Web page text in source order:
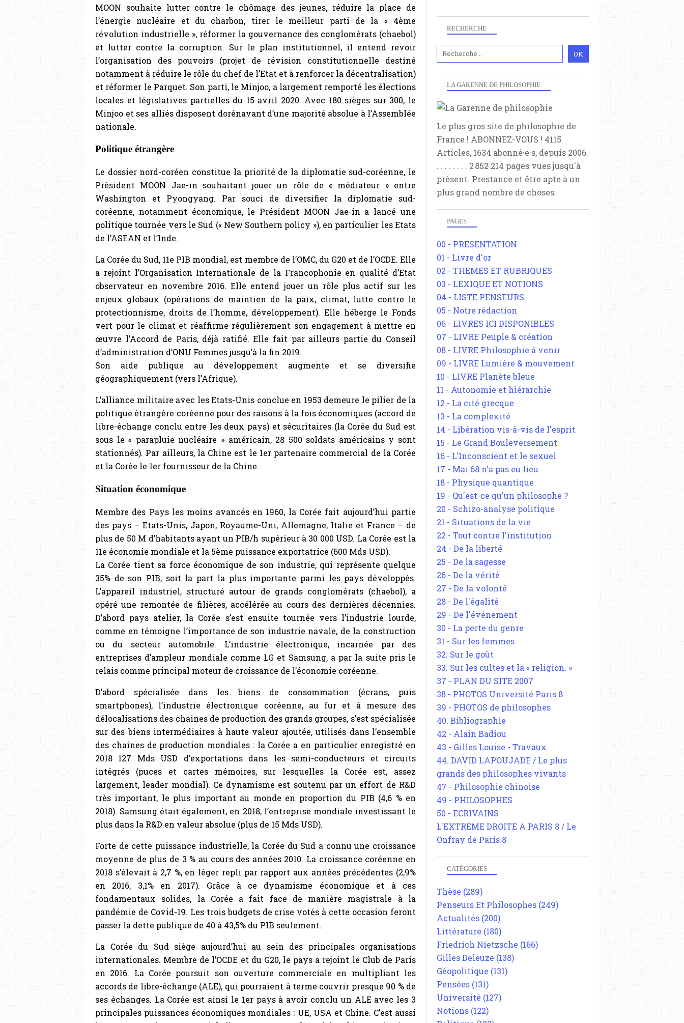
MOON souhaite lutter contre le chômage des jeunes, réduire la place de
l’énergie nucléaire et du charbon, tirer le meilleur parti de la « 4ème
révolution industrielle », réformer la gouvernance des conglomérats (chaebol)
et lutter contre la corruption. Sur le plan institutionnel, il entend revoir
l’organisation des pouvoirs (projet de révision constitutionnelle destiné
notamment à réduire le rôle du chef de l’Etat et à renforcer la décentralisation)
et réformer le Parquet. Son parti, le Minjoo, a largement remporté les élections
locales et législatives partielles du 15 avril 2020. Avec 180 sièges sur 300, le
Minjoo et ses alliés disposent dorénavant d’une majorité absolue à l’Assemblée
nationale.
Politique étrangère
Le dossier nord-coréen constitue la priorité de la diplomatie sud-coréenne, le
Président MOON Jae-in souhaitant jouer un rôle de « médiateur » entre
Washington et Pyongyang. Par souci de diversifier la diplomatie sud-
coréenne, notamment économique, le Président MOON Jae-in a lancé une
politique tournée vers le Sud (« New Southern policy »), en particulier les Etats
de l’ASEAN et l’Inde.
La Corée du Sud, 11e PIB mondial, est membre de l’OMC, du G20 et de l’OCDE. Elle
a rejoint l’Organisation Internationale de la Francophonie en qualité d’Etat
observateur en novembre 2016. Elle entend jouer un rôle plus actif sur les
enjeux globaux (opérations de maintien de la paix, climat, lutte contre le
protectionnisme, droits de l’homme, développement). Elle héberge le Fonds
vert pour le climat et réaffirme régulièrement son engagement à mettre en
œuvre l’Accord de Paris, déjà ratifié. Elle fait par ailleurs partie du Conseil
d’administration d’ONU Femmes jusqu’à la fin 2019.
Son aide publique au développement augmente et se diversifie
géographiquement (vers l’Afrique).
L’alliance militaire avec les Etats-Unis conclue en 1953 demeure le pilier de la
politique étrangère coréenne pour des raisons à la fois économiques (accord de
libre-échange conclu entre les deux pays) et sécuritaires (la Corée du Sud est
sous le « parapluie nucléaire » américain, 28 500 soldats américains y sont
stationnés). Par ailleurs, la Chine est le 1er partenaire commercial de la Corée
et la Corée le 1er fournisseur de la Chine.
Situation économique
Membre des Pays les moins avancés en 1960, la Corée fait aujourd’hui partie
des pays – Etats-Unis, Japon, Royaume-Uni, Allemagne, Italie et France – de
plus de 50 M d’habitants ayant un PIB/h supérieur à 30 000 USD. La Corée est la
11e économie mondiale et la 5ème puissance exportatrice (600 Mds USD).
La Corée tient sa force économique de son industrie, qui représente quelque
35% de son PIB, soit la part la plus importante parmi les pays développés.
L’appareil industriel, structuré autour de grands conglomérats (chaebol), a
opéré une remontée de filières, accélérée au cours des dernières décennies.
D’abord pays atelier, la Corée s’est ensuite tournée vers l’industrie lourde,
comme en témoigne l’importance de son industrie navale, de la construction
ou du secteur automobile. L’industrie électronique, incarnée par des
entreprises d’ampleur mondiale comme LG et Samsung, a par la suite pris le
relais comme principal moteur de croissance de l’économie coréenne.
D’abord spécialisée dans les biens de consommation (écrans, puis
smartphones), l’industrie électronique coréenne, au fur et à mesure des
délocalisations des chaines de production des grands groupes, s’est spécialisée
sur des biens intermédiaires à haute valeur ajoutée, utilisés dans l’ensemble
des chaines de production mondiales : la Corée a en particulier enregistré en
2018 127 Mds USD d’exportations dans les semi-conducteurs et circuits
intégrés (puces et cartes mémoires, sur lesquelles la Corée est, assez
largement, leader mondial). Ce dynamisme est soutenu par un effort de R&D
très important, le plus important au monde en proportion du PIB (4,6 % en
2018). Samsung était également, en 2018, l’entreprise mondiale investissant le
plus dans la R&D en valeur absolue (plus de 15 Mds USD).
Forte de cette puissance industrielle, la Corée du Sud a connu une croissance
moyenne de plus de 3 % au cours des années 2010. La croissance coréenne en
2018 s’élevait à 2,7 %, en léger repli par rapport aux années précédentes (2,9%
en 2016, 3,1% en 2017). Grâce à ce dynamisme économique et à ces
fondamentaux solides, la Corée a fait face de manière magistrale à la
pandémie de Covid-19. Les trois budgets de crise votés à cette occasion feront
passer la dette publique de 40 à 43,5% du PIB seulement.
La Corée du Sud siège aujourd’hui au sein des principales organisations
internationales. Membre de l’OCDE et du G20, le pays a rejoint le Club de Paris
en 2016. La Corée poursuit son ouverture commerciale en multipliant les
accords de libre-échange (ALE), qui pourraient à terme couvrir presque 90 % de
ses échanges. La Corée est ainsi le 1er pays à avoir conclu un ALE avec les 3
principales puissances économiques mondiales : UE, USA et Chine. C’est aussi
RECHERCHE
LA GARENNE DE PHILOSOPHIE
Le plus gros site de philosophie de
France ! ABONNEZ-VOUS ! 4115
Articles, 1634 abonné·e·s, depuis 2006
. . . . . . . . 2 852 214 pages vues jusqu'à
présent. Prestance et être apte à un
plus grand nombre de choses.
PAGES
00 - PRESENTATION
01 - Livre d'or
02 - THEMES ET RUBRIQUES
03 - LEXIQUE ET NOTIONS
04 - LISTE PENSEURS
05 - Notre rédaction
06 - LIVRES ICI DISPONIBLES
07 - LIVRE Peuple & création
08 - LIVRE Philosophie à venir
09 - LIVRE Lumière & mouvement
10 - LIVRE Planète bleue
11 - Autonomie et hiérarchie
12 - La cité grecque
13 - La complexité
14 - Libération vis-à-vis de l'esprit
15 - Le Grand Bouleversement
16 - L'Inconscient et le sexuel
17 - Mai 68 n'a pas eu lieu
18 - Physique quantique
19 - Qu'est-ce qu'un philosophe ?
20 - Schizo-analyse politique
21 - Situations de la vie
22 - Tout contre l'institution
24 - De la liberté
25 - De la sagesse
26 - De la vérité
27 - De la volonté
28 - De l'égalité
29 - De l'événement
30 - La perte du genre
31 - Sur les femmes
32. Sur le goût
33. Sur les cultes et la « religion. »
37 - PLAN DU SITE 2007
38 - PHOTOS Université Paris 8
39 - PHOTOS de philosophes
40. Bibliographie
42 - Alain Badiou
43 - Gilles Louise - Travaux
44. DAVID LAPOUJADE / Le plus
grands des philosophes vivants
47 - Philosophie chinoise
49 - PHILOSOPHES
50 - ECRIVAINS
L'EXTREME DROITE A PARIS 8 / Le
Onfray de Paris 8
CATÉGORIES
Thèse (289)
Penseurs Et Philosophes (249)
Actualités (200)
Littérature (180)
Friedrich Nietzsche (166)
Gilles Deleuze (138)
Géopolitique (131)
Pensées (131)
Université (127)
Notions (122)